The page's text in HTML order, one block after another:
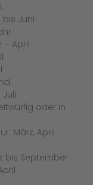
Juni
– April
oder in
März, April
bis September